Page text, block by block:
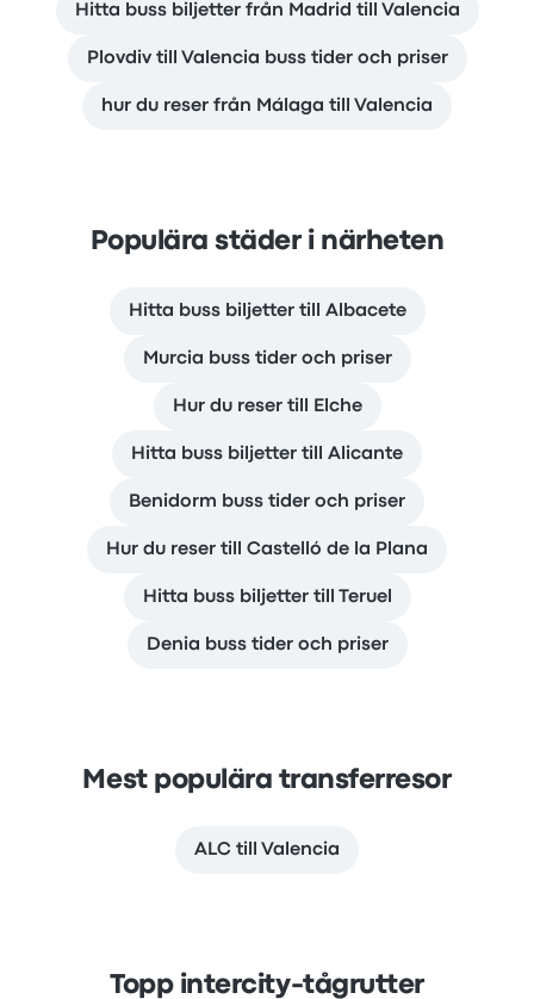
Hitta buss biljetter från Madrid till Valencia
Plovdiv till Valencia buss tider och priser
hur du reser från Málaga till Valencia
Populära städer i närheten
Hitta buss biljetter till Albacete
Murcia buss tider och priser
Hur du reser till Elche
Hitta buss biljetter till Alicante
Benidorm buss tider och priser
Hur du reser till Castelló de la Plana
Hitta buss biljetter till Teruel
Denia buss tider och priser
Mest populära transferresor
ALC till Valencia
Topp intercity-tågrutter